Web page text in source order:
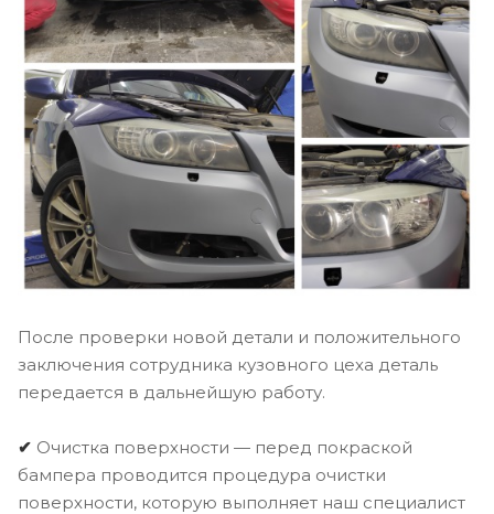
После проверки новой детали и положительного
заключения сотрудника кузовного цеха деталь
передается в дальнейшую работу.
✔ Очистка поверхности — перед покраской
бампера проводится процедура очистки
поверхности, которую выполняет наш специалист